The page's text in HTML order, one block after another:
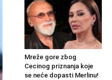
Mreže gore zbog
Cecinog priznanja koje
se neće dopasti Merlinu!